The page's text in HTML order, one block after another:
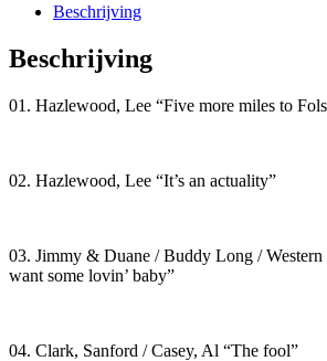
Beschrijving
Beschrijving
01. Hazlewood, Lee “Five more miles to
02. Hazlewood, Lee “It’s an actuality”
03. Jimmy & Duane / Buddy Long /
want some lovin’ baby”
04. Clark, Sanford / Casey, Al “The fool”